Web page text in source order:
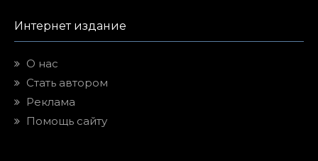
Интернет издание
О нас
Стать автором
Реклама
Помощь сайту